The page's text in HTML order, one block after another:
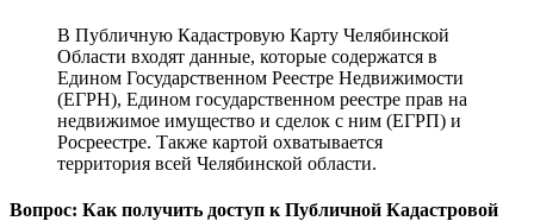
В Публичную Кадастровую Карту Челябинской
Области входят данные, которые содержатся в
Едином Государственном Реестре Недвижимости
(ЕГРН), Едином государственном реестре прав на
недвижимое имущество и сделок с ним (ЕГРП) и
Росреестре. Также картой охватывается
территория всей Челябинской области.
Вопрос: Как получить доступ к Публичной Кадастровой